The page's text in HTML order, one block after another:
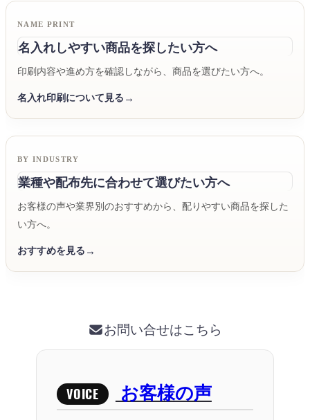
NAME PRINT
名入れしやすい商品を探したい方へ
印刷内容や進め方を確認しながら、商品を選びたい方へ。
名入れ印刷について見る
BY INDUSTRY
業種や配布先に合わせて選びたい方へ
お客様の声や業界別のおすすめから、配りやすい商品を探した
い方へ。
おすすめを見る
お問い合せはこちら
VOICE お客様の声